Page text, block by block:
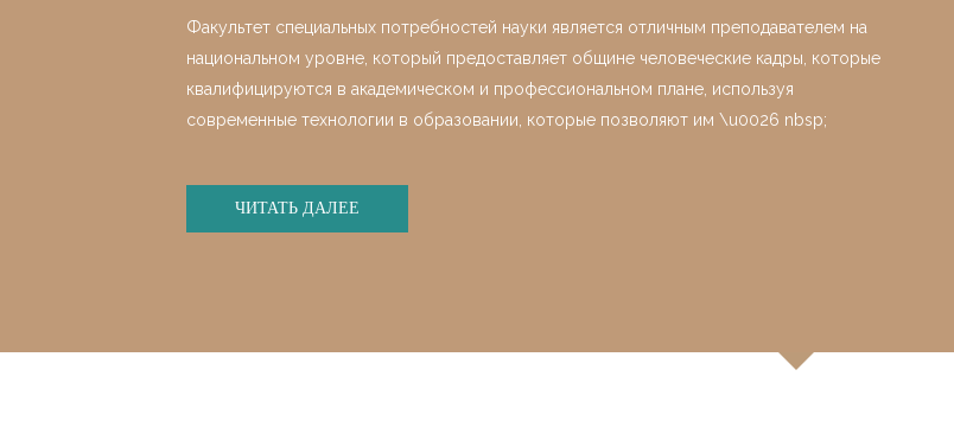
Факультет специальных потребностей науки является отличным преподавателем на
национальном уровне, который предоставляет общине человеческие кадры, которые
квалифицируются в академическом и профессиональном плане, используя
современные технологии в образовании, которые позволяют им \u0026 nbsp;
ЧИТАТЬ ДАЛЕЕ